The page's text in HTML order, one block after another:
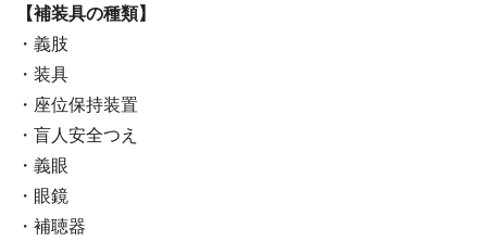
【補装具の種類】
・義肢
・装具
・座位保持装置
・盲人安全つえ
・義眼
・眼鏡
・補聴器